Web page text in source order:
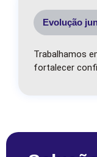
Evolução
Trabalhamos
fortalecer